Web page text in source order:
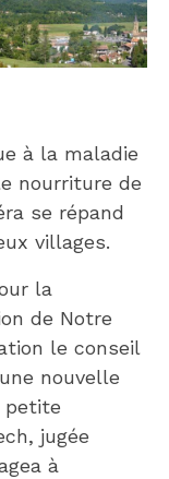
à la maladie
nourriture de
se répand
villages.
la
de Notre
le conseil
nouvelle
petite
jugée
à